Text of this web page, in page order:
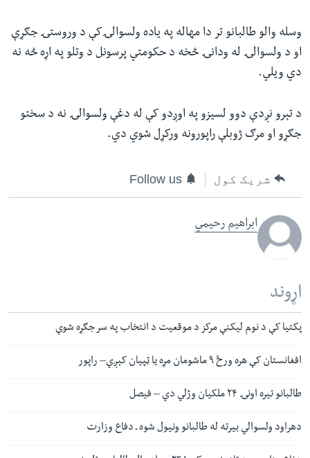
وسله والو طالبانو تر دا مهاله په ياده ولسوالۍ‌کې د وروستۍ جګړې
او د ولسوالۍ له ودانۍ څخه د حکومتي پرسونل د وتلو په اړه څه نه
دي ويلي.
د تېرو نږدې دوو لسيزو په اوږدو کې له دغې ولسوالۍ نه د سختو
جګړو او مرګ ژوبلې راپورونه ورکړل شوي دي.
شریک کول Follow us
ابراهیم رحیمي
اړوند
پکتیا کې د نوم لیکنې مرکز د موقعیت د انتخاب په سر جګړه شوې
افغانستان کې هره ورځ ۹ ماشومان مړه یا ټپیان کېږي– راپور
طالبانو تیره اونۍ ۲۴ ملکیان وژلي دي – فیصل
دهراود ولسوالي بیرته له طالبانو ونیول شوه ـ دفاع وزارت